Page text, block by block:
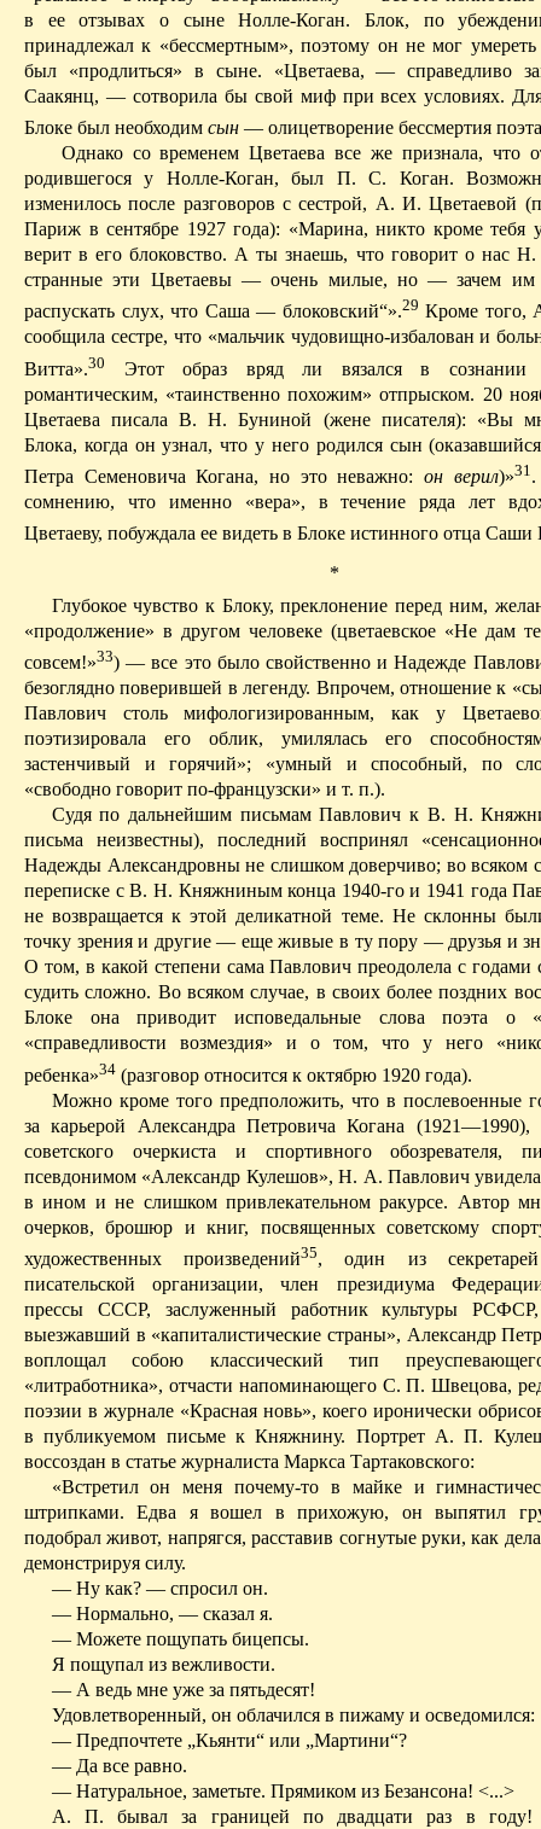
в ее отзывах о сыне Нолле-Коган. Блок, по
принадлежал к «бессмертным», поэтому он не мог
был «продлиться» в сыне. «Цветаева, — справедливо
Саакянц, — сотворила бы свой миф при всех условиях.
Блоке был необходим сын — олицетворение бессмертия
Однако со временем Цветаева все же признала, что
родившегося у Нолле-Коган, был П. С. Коган.
изменилось после разговоров с сестрой, А. И. Цветаевой
Париж в сентябре 1927 года): «Марина, никто кроме тебя
веритв его блоковство. А ты знаешь, что говорит о нас
странные эти Цветаевы — очень милые, но — зачем им
распускать слух, что Саша — блоковский“».29 Кроме того,
сообщила сестре, что «мальчик чудовищно-избалован и
Витта».30
Этот образ вряд ли вязался в сознании
романтическим, «таинственно похожим» отпрыском. 20
Цветаева писала В. Н. Буниной (жене писателя): «Вы
Блока, когда он узнал, что у него родился сын
Петра Семеновича Когана, но это неважно: он верил)»31
сомнению, что именно «вера», в течение ряда лет
Цветаеву, побуждала ее видеть в Блоке истинного отца Саши
*
Глубокое чувство к Блоку, преклонение перед ним,
«продолжение» в другом человеке (цветаевское «Не дам
совсем!»33) — все это было свойственно и Надежде
безоглядно поверившей в легенду. Впрочем, отношение к
Павлович столь мифологизированным, как у
поэтизировала его облик, умилялась его
застенчивый и горячий»; «умный и способный, по
«свободно говорит по-французски» и т. п.).
Судя по дальнейшим письмамПавлович к В. Н.
письма неизвестны), последний воспринял
Надежды Александровны не слишком доверчиво; во всяком
переписке с В. Н. Княжниным конца 1940-го и 1941 года
не возвращается к этой деликатной теме. Не склонны
точку зрения и другие — еще живые в ту пору — друзья и
О том, в какой степени сама Павлович преодолела с
судить сложно. Во всяком случае, в своих более поздних
Блоке она приводит исповедальные слова поэта о
«справедливости возмездия» и о том, что у него
ребенка»34 (разговор относится к октябрю 1920 года).
Можнокроме того предположить, что в послевоенные
за карьерой Александра Петровича Когана (1921—1990),
советского очеркиста и спортивного обозревателя,
псевдонимом «Александр Кулешов», Н. А. Павлович
в ином и не слишком привлекательном ракурсе. Автор
очерков, брошюр и книг, посвященных советскому
художественных произведений35, один из секретарей
писательской организации, член президиума
прессы СССР, за­служенный работник культуры РСФСР,
выезжавший в «капиталистические страны», Александр
воплощал собою классический тип
«литработника», отчасти напоминающего С. П. Швецова,
поэзии в журнале «Красная новь», коего иронически
в публикуемом письме к Княжнину. Портрет А. П.
воссоздан в статье журналиста Маркса Тартаковского:
«Встретил он меня почему-то в майке и
штрипками. Едва я вошел в прихожую, он выпятил
подобрал живот, напрягся, расставив согнутые руки, как
демонстрируя силу.
— Нукак? — спросил он.
— Нормально, — сказал я.
— Можете пощупать бицепсы.
Я пощупал из вежливости.
— А ведь мне уже за пятьдесят!
Удовлетворенный, он облачился в пижаму и осведомился:
— Предпочтете „Кьянти“ или „Мартини“?
— Да все равно.
— Натуральное, заметьте. Прямиком из Безансона! <...>
А. П. бывал за границей по двадцати раз в году!